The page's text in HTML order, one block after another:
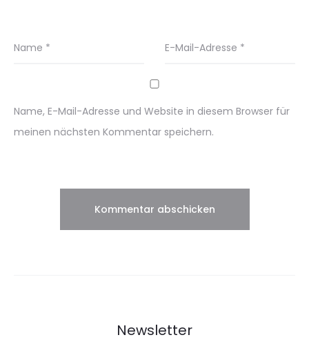
Name * E-Mail-Adresse *
Name, E-Mail-Adresse und Website in diesem Browser für
meinen nächsten Kommentar speichern.
Newsletter